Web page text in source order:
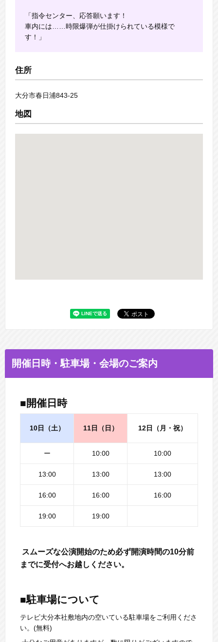
「指令センター、応答願います！
車内には……時限爆弾が仕掛けられている模様で
す！」
住所
大分市春日浦843-25
地図
開催日時・駐車場・会場のご案内
■開催日時
10日（土） 11日（日） 12日（月・祝）
ー 10:00 10:00
13:00 13:00 13:00
16:00 16:00 16:00
19:00 19:00
スムーズな公演開始のため必ず開演時間の10分前
までに受付へお越しください。
■駐車場について
テレビ大分本社敷地内の空いている駐車場をご利用くださ
い。(無料)